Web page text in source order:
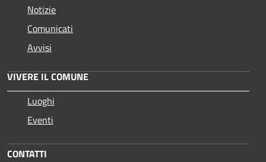
Notizie
Comunicati
Avvisi
VIVERE IL COMUNE
Luoghi
Eventi
CONTATTI